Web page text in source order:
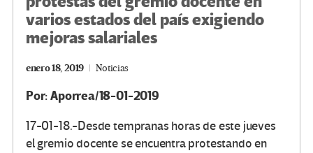
varios estados del país exigiendo
mejoras salariales
enero 18, 2019 Noticias
Por: Aporrea/18-01-2019
17-01-18.-Desde tempranas horas de este jueves
el gremio docente se encuentra protestando en